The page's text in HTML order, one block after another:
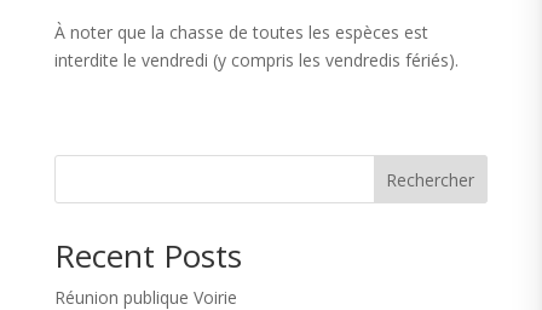
À noter que la chasse de toutes les espèces est
interdite le vendredi (y compris les vendredis fériés).
Rechercher
Recent Posts
Réunion publique Voirie